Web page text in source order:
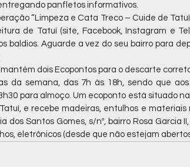
panfletos informativos.
“Limpeza e Cata Treco – Cuide de
de Tatuí (site, Facebook, Instagram e
baldios. Aguarde a vez do seu bairro para
dois Ecopontos para o descarte
da semana, das 7h às 18h, sendo que
para almoço. Um ecoponto está situado
e recebe madeiras, entulhos e materiais
dos Santos Gomes, s/nº, bairro Rosa Garcia
eletrônicos (desde que não estejam